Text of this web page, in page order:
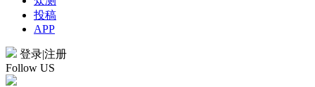
投稿
APP
登录|注册
Follow US